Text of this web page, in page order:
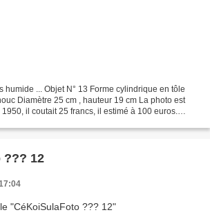
humide ... Objet N° 13 Forme cylindrique en tôle
Diamètre 25 cm , hauteur 19 cm La photo est
il coutait 25 francs, il estimé à 100 euros.
??? 12